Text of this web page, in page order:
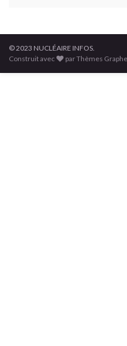
© 2023 NUCLÉAIRE INFOS.
Construit avec
par Thèmes